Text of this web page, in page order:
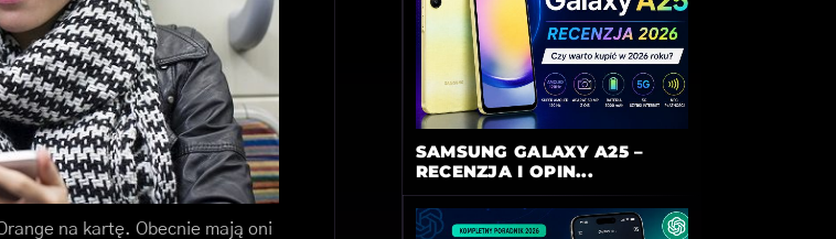
na kartę. Obecnie mają oni
SAMSUNG GALAXY A25 –
RECENZJA I OPIN...